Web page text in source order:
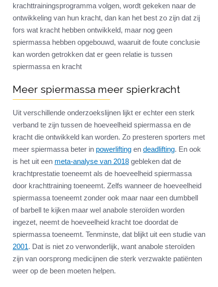
krachttrainingsprogramma volgen, wordt gekeken naar de
ontwikkeling van hun kracht, dan kan het best zo zijn dat zij
fors wat kracht hebben ontwikkeld, maar nog geen
spiermassa hebben opgebouwd, waaruit de foute conclusie
kan worden getrokken dat er geen relatie is tussen
spiermassa en kracht
Meer spiermassa meer spierkracht
Uit verschillende onderzoekslijnen lijkt er echter een sterk
verband te zijn tussen de hoeveelheid spiermassa en de
kracht die ontwikkeld kan worden. Zo presteren sporters met
meer spiermassa beter in powerlifting en deadlifting. En ook
is het uit een meta-analyse van 2018 gebleken dat de
krachtprestatie toeneemt als de hoeveelheid spiermassa
door krachttraining toeneemt. Zelfs wanneer de hoeveelheid
spiermassa toeneemt zonder ook maar naar een dumbbell
of barbell te kijken maar wel anabole steroïden worden
ingezet, neemt de hoeveelheid kracht toe doordat de
spiermassa toeneemt. Tenminste, dat blijkt uit een studie van
2001. Dat is niet zo verwonderlijk, want anabole steroïden
zijn van oorsprong medicijnen die sterk verzwakte patiënten
weer op de been moeten helpen.